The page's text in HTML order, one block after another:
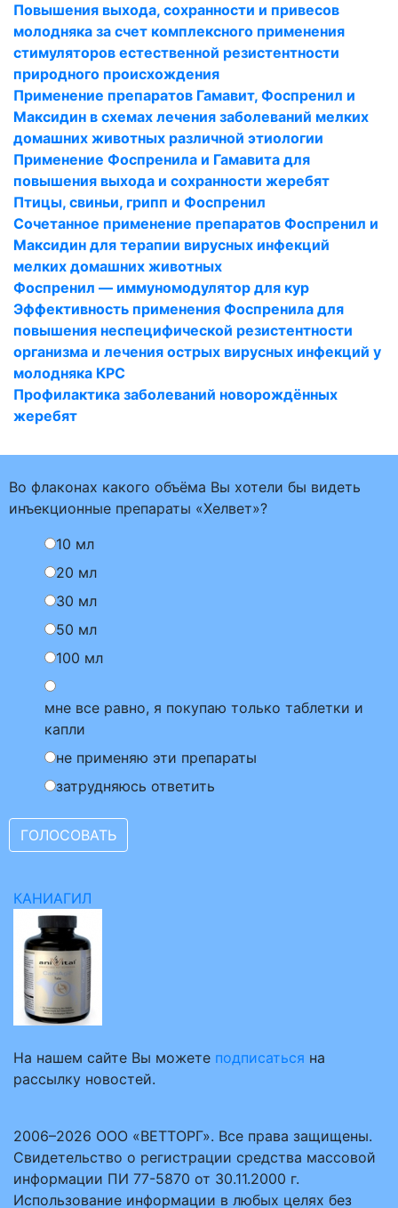
Повышения выхода, сохранности и привесов
молодняка за счет комплексного применения
стимуляторов естественной резистентности
природного происхождения
Применение препаратов Гамавит, Фоспренил и
Максидин в схемах лечения заболеваний мелких
домашних животных различной этиологии
Применение Фоспренила и Гамавита для
повышения выхода и сохранности жеребят
Птицы, свиньи, грипп и Фоспренил
Сочетанное применение препаратов Фоспренил и
Максидин для терапии вирусных инфекций
мелких домашних животных
Фоспренил — иммуномодулятор для кур
Эффективность применения Фоспренила для
повышения неспецифической резистентности
организма и лечения острых вирусных инфекций у
молодняка КРС
Профилактика заболеваний новорождённых
жеребят
Во флаконах какого объёма Вы хотели бы видеть
инъекционные препараты «Хелвет»?
10 мл
20 мл
30 мл
50 мл
100 мл
мне все равно, я покупаю только таблетки и
капли
не применяю эти препараты
затрудняюсь ответить
КАНИАГИЛ
На нашем сайте Вы можете подписаться на
рассылку новостей.
2006–2026 ООО «ВЕТТОРГ». Все права защищены.
Свидетельство о регистрации средства массовой
информации ПИ 77-5870 от 30.11.2000 г.
Использование информации в любых целях без